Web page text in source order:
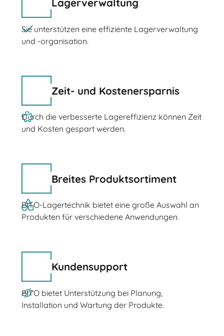
Lagerverwaltung
Sie unterstützen eine effiziente Lagerverwaltung
und -organisation.
Zeit- und Kostenersparnis
Durch die verbesserte Lagereffizienz können Zeit
und Kosten gespart werden.
Breites Produktsortiment
BITO-Lagertechnik bietet eine große Auswahl an
Produkten für verschiedene Anwendungen.
Kundensupport
BITO bietet Unterstützung bei Planung,
Installation und Wartung der Produkte.